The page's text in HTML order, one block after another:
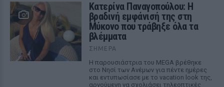
Κατερίνα Παναγοπούλου: Η
βραδινή εμφάνισή της στη
Μύκονο που τράβηξε όλα τα
βλέμματα
ΣΉΜΕΡΑ
Η παρουσιάστρια του MEGA βρέθηκε
στο Νησί των Ανέμων για πέντε ημέρες
και εντυπωσίασε με το vacation look της,
αρνούμενη να σχολιάσει τηλεοπτικές